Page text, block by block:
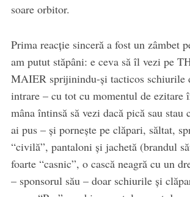
soare orbitor.
Prima reacţie sinceră a fost un zâmbet
am putut stăpâni: e ceva să îl vezi pe
MAIER sprijinindu-şi tacticos schiurile
intrare – cu tot cu momentul de ezitare
mâna întinsă să vezi dacă pică sau stau
ai pus – şi porneşte pe clăpari, săltat,
“civilă”, pantaloni şi jachetă (brandul
foarte “casnic”, o cască neagră cu un
– sponsorul său – doar schiurile şi